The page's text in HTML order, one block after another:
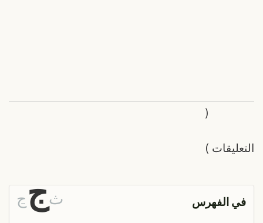
التعليقات
(
)
في الفهرس ثج ڃ